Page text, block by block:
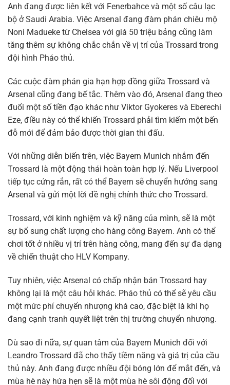
Anh đang được liên kết với Fenerbahce và một số câu lạc
bộ ở Saudi Arabia. Việc Arsenal đang đàm phán chiêu mộ
Noni Madueke từ Chelsea với giá 50 triệu bảng cũng làm
tăng thêm sự không chắc chắn về vị trí của Trossard trong
đội hình Pháo thủ.
Các cuộc đàm phán gia hạn hợp đồng giữa Trossard và
Arsenal cũng đang bế tắc. Thêm vào đó, Arsenal đang theo
đuổi một số tiền đạo khác như Viktor Gyokeres và Eberechi
Eze, điều này có thể khiến Trossard phải tìm kiếm một bến
đỗ mới để đảm bảo được thời gian thi đấu.
Với những diễn biến trên, việc Bayern Munich nhắm đến
Trossard là một động thái hoàn toàn hợp lý. Nếu Liverpool
tiếp tục cứng rắn, rất có thể Bayern sẽ chuyển hướng sang
Arsenal và gửi một lời đề nghị chính thức cho Trossard.
Trossard, với kinh nghiệm và kỹ năng của mình, sẽ là một
sự bổ sung chất lượng cho hàng công Bayern. Anh có thể
chơi tốt ở nhiều vị trí trên hàng công, mang đến sự đa dạng
về chiến thuật cho HLV Kompany.
Tuy nhiên, việc Arsenal có chấp nhận bán Trossard hay
không lại là một câu hỏi khác. Pháo thủ có thể sẽ yêu cầu
một mức phí chuyển nhượng khá cao, đặc biệt là khi họ
đang cạnh tranh quyết liệt trên thị trường chuyển nhượng.
Dù sao đi nữa, sự quan tâm của Bayern Munich đối với
Leandro Trossard đã cho thấy tiềm năng và giá trị của cầu
thủ này. Anh đang được nhiều đội bóng lớn để mắt đến, và
mùa hè này hứa hẹn sẽ là một mùa hè sôi động đối với